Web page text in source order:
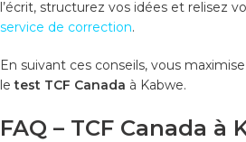
l’écrit, structurez vos idées et relisez
service de correction.
En suivant ces conseils, vous
letest TCF Canada à Kabwe.
FAQ – TCF Canada à